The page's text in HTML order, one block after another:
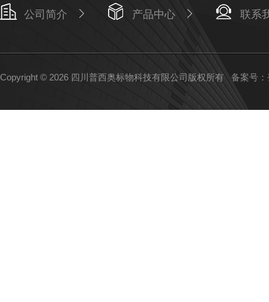
公司简介 产品中心 联系
Copyright © 2026 四川普西奥标物科技有限公司版权所有 备案号：